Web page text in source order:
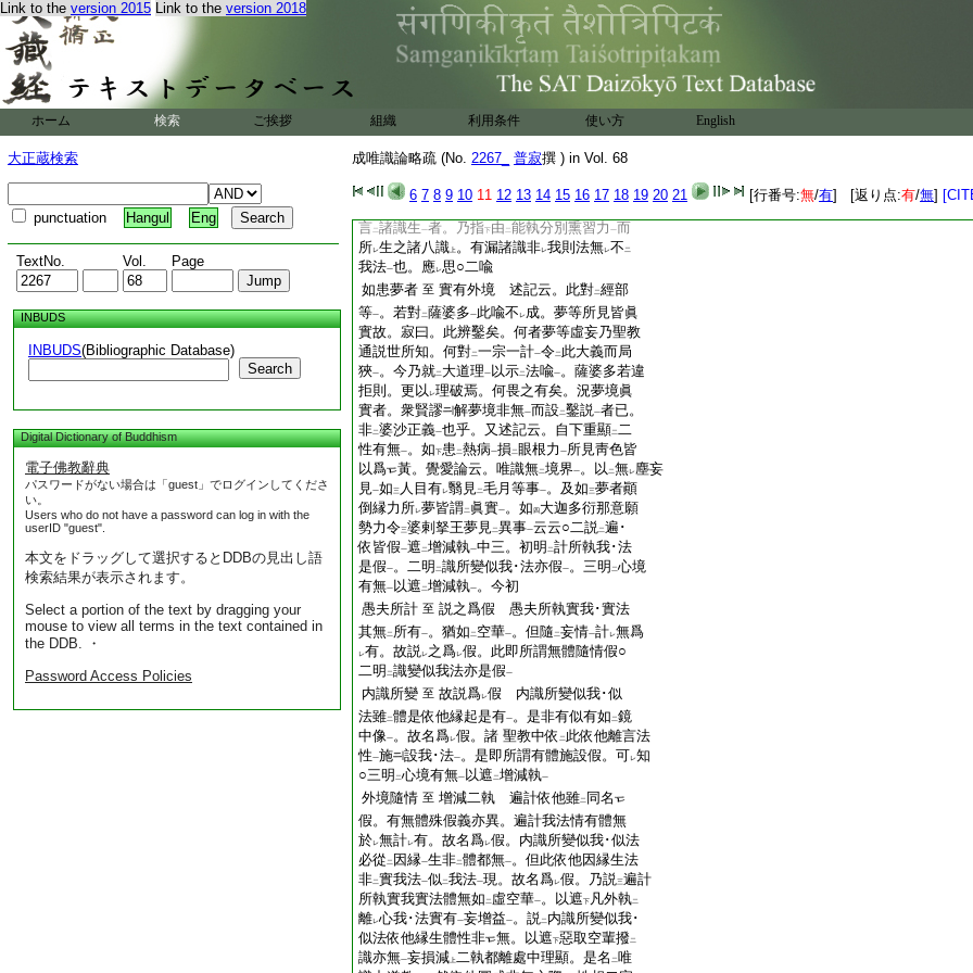
Link to the version 2015 Link to the version 2018
ホーム 検索 ご挨拶 組織 利用条件 使い方 English
大正蔵検索
punctuation Hangul Eng
TextNo. Vol. Page
INBUDS
INBUDS(Bibliographic Database)
Search
Digital Dictionary of Buddhism
電子佛教辭典
パスワードがない場合は「guest」でログインしてくださ
い。
Users who do not have a password can log in with the
userID "guest".
本文をドラッグして選択するとDDBの見出し語
検索結果が表示されます。
Select a portion of the text by dragging your
mouse to view all terms in the text contained in
the DDB. ・
Password Access Policies
成唯識論略疏 (No. 2267_ 普寂撰 ) in Vol. 68
6 7 8 9 10 11 12 13 14 15 16 17 18 19 20 21 [行番号:無/有] [返り点:有/無]
廣分別中三。一以 法喩 依他及計所執 一。
遍･依皆假一 遮二增減執一 。三依 二諦 二彼
。初中二。初法。後喩。今初
我法分別 至 實我實法 若護法･難陀等解
於第六･第七二識一。若安
慧解則。我執同
於護法 。法執除 第七 餘七
識皆有。無始時來我法分別熏習因縁力故
諸識生時。似
レ 我似 レ法。此似我法雖 レ 在 内識
似 外境現。是名 依他 。諸有情類縁
實我實法一 。是名 二遍計所執一
。寂曰。述記･演祕
言二諸識生一者。乃指下由 二能執分別熏習力 一而
所レ生之諸八識 上 。有漏諸識非レ我則法無レ不 二
我法一也。應レ思○二喩
如患夢者 至 實有外境 述記云。此對二經部
等一。若對二薩婆多一此喩不 レ成。夢等所見皆眞
實故。寂曰。此辨鑿矣。何者夢等虛妄乃聖教
通説世所知。何對二一宗一計一令二 此大義而局
狹一。今乃就二 大道理一 以示二法喩一。薩婆多若違
拒則。更以 レ理破焉。何畏之有矣。況夢境眞
實者。衆賢謬
解夢境非無一而設二鑿説一者已。
非二婆沙正義一也乎。又述記云。自下重顯二二
性有無一。如下患 二熱病一損 二 眼根力 一所見靑色皆
以爲
黃。覺愛論云。唯識無二境界一。以 二無レ塵妄
見一如三 人目有レ翳見二毛月等事一。及如三夢者顚
倒縁力所レ夢皆謂二 眞實一。如四大迦多衍那意願
勢力令三婆剌拏王夢見二異事一云云○二説二遍･
依皆假一遮 二增減執一中三。初明 二計所執我･法
是假一。二明 二識所變似我･法亦假一。三明 二心境
有無一 以遮 二增減執一。今初
愚夫所計 至 説之爲假 愚夫所執實我･實法
其無二 所有一。猶如 二 空華一。但隨 二妄情一計レ無爲
レ有。故説レ之爲レ假。此即所謂無體隨情假○
二明 二識變似我法亦是假一
内識所變 至 故説爲レ假 内識所變似我･似
法雖二體是依他縁起是有一。是非有似有如 二鏡
中像一。故名爲レ假。諸 聖教中依 二 此依他離言法
性一施 設我･法一。是即所謂有體施設假。可レ知
○三明 二心境有無一 以遮 二增減執一
外境隨情 至 增減二執 遍計依他雖二 同名
假。有無體殊假義亦異。遍計我法情有體無
於レ無計レ有。故名爲レ假。内識所變似我･似法
必從 二 因縁一生非二體都無一。但此依他因縁生法
非二實我法一似二我法一現。故名爲レ假。乃説三遍計
所執實我實法體無如 二 虛空華一。以遮下 凡外執二
離レ心我･法實有一妄增益一。説二 内識所變似我･
似法依他縁生體性非
無。以遮下惡取空輩撥二
識亦無一妄損減 上二執都離處中理顯。是名 二唯